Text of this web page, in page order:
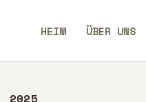
HEIM ÜBER UNS